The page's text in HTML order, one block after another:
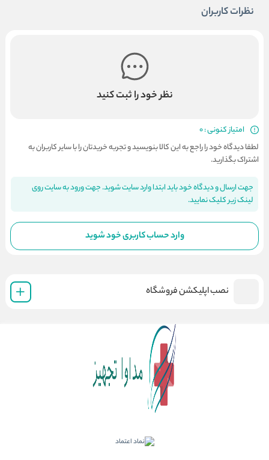
نظرات کاربران
نظر خود را ثبت کنید
امتیاز کنونی : 0
لطفا دیدگاه خود را راجع به این کالا بنویسید و تجربه خریدتان را با سایر کاربران به
اشتراک بگذارید.
جهت ارسال و دیدگاه خود باید ابتدا وارد سایت شوید. جهت ورود به سایت روی
لینک زیر کلیک نمایید.
وارد حساب کاربری خود شوید
نصب اپلیکشن فروشگاه